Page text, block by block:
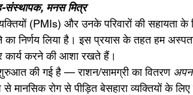
संस्थापक, मनस मित्र
(PMIs) और उनके परिवारों की सहायता के
निर्णय लिया है। इस प्रयास के तहत हम
कार्य करने की आशा रखते हैं।
की गई है — राशन/सामग्री का वितरण
से मानसिक रोग से पीड़ित बेसहारा व्यक्तियों